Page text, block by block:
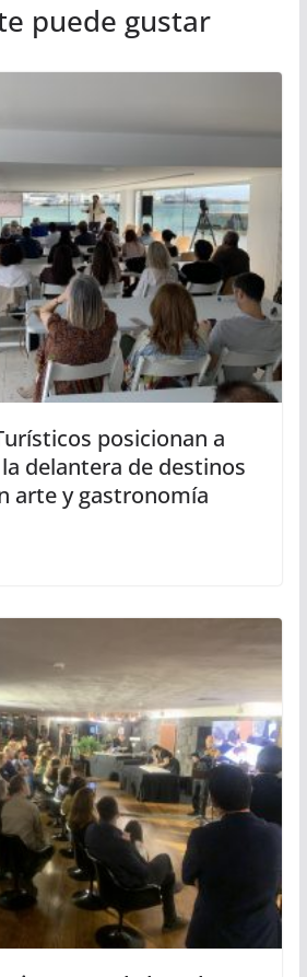
puede gustar
posicionan a
delantera de destinos
arte y gastronomía